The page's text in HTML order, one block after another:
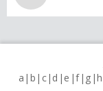
a b c d e f g h